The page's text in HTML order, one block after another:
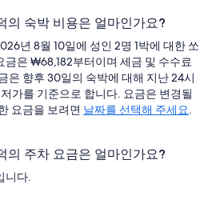
의 숙박 비용은 얼마인가요?
년 8월 10일에 성인 2명 1박에 대한 쏘
금은 ₩68,182부터이며 세금 및 수수료
은 향후 30일의 숙박에 대해 지난 24시
가를 기준으로 합니다. 요금은 변경될
요금을 보려면 날짜를 선택해 주세요.
의 주차 요금은 얼마인가요?
니다.